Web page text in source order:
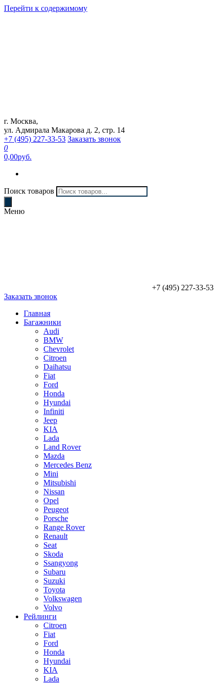
Перейти к содержимому
Интернет магазин "Can Auto"
г. Москва,
ул. Адмирала Макарова д. 2, стр. 14
+7 (495) 227-33-53 Заказать звонок
0
0,00руб.
Поиск товаров
Меню
+7 (495) 227-33-53
Заказать звонок
Главная
Багажники
Audi
BMW
Chevrolet
Citroen
Daihatsu
Fiat
Ford
Honda
Hyundai
Infiniti
Jeep
KIA
Lada
Land Rover
Mazda
Mercedes Benz
Mini
Mitsubishi
Nissan
Opel
Peugeot
Porsche
Range Rover
Renault
Seat
Skoda
Ssangyong
Subaru
Suzuki
Toyota
Volkswagen
Volvo
Рейлинги
Citroen
Fiat
Ford
Honda
Hyundai
KIA
Lada